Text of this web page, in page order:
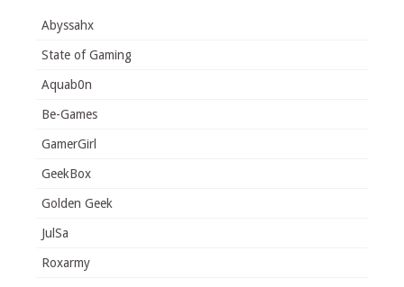
Abyssahx
State of Gaming
Aquab0n
Be-Games
GamerGirl
GeekBox
Golden Geek
JulSa
Roxarmy